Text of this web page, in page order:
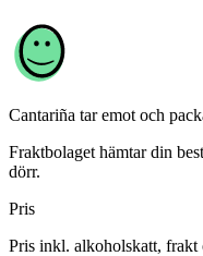
Cantariña tar emot och
Fraktbolaget hämtar din
dörr.
Pris
Pris inkl. alkoholskatt, frakt